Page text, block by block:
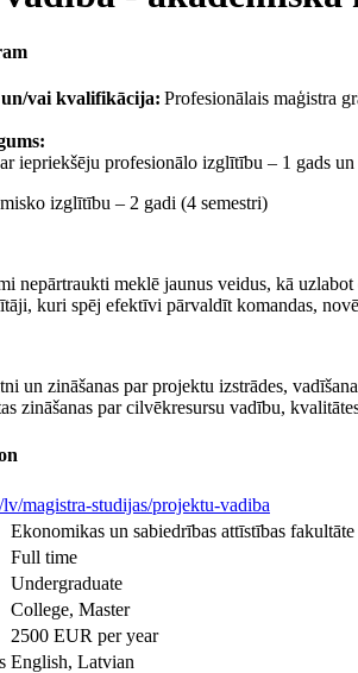
un/vai kvalifikācija: Profesionālais maģistra
iepriekšēju profesionālo izglītību – 1 gads un
izglītību – 2 gadi (4 semestri)
nepārtraukti meklē jaunus veidus, kā
kuri spēj efektīvi pārvaldīt komandas,
un zināšanas par projektu izstrādes,
zināšanas par cilvēkresursu vadību,
magistra-studijas/projektu-vadiba
Ekonomikas un sabiedrības attīstības
Full time
Undergraduate
College, Master
2500 EUR per year
English, Latvian